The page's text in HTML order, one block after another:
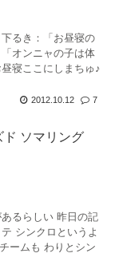
るき：「お昼寝の
オンニャの子は体
寝ここにしまちゅ♪
2012.10.12 7
ド ソマリング
るらしい 昨日の記
シンクロというよ
ームも わりとシン